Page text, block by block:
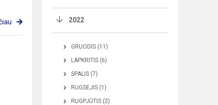
2022
GRUODIS (11)
LAPKRITIS (6)
SPALIS (7)
RUGSĖJIS (1)
RUGPJŪTIS (2)